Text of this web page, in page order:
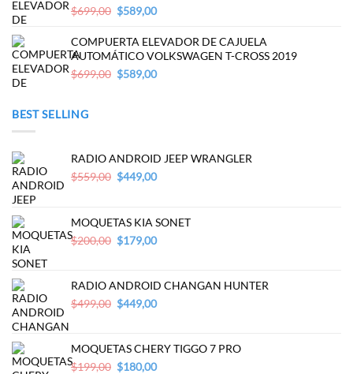
$699,00 Original
was:
$699,00.
$589,00Current
is:
$589,00.
COMPUERTA ELEVADOR DE CAJUELA
AUTOMÁTICO VOLKSWAGEN T-CROSS 2019
$699,00 Original
$589,00Current
BEST SELLING
RADIO ANDROID JEEP WRANGLER
$559,00 Original
$559,00.
$449,00Current
$449,00.
MOQUETAS KIA SONET
$200,00 Original
$200,00.
$179,00Current
$179,00.
RADIO ANDROID CHANGAN HUNTER
$499,00 Original
$499,00.
$449,00Current
$449,00.
MOQUETAS CHERY TIGGO 7 PRO
$199,00 Original
$180,00Current